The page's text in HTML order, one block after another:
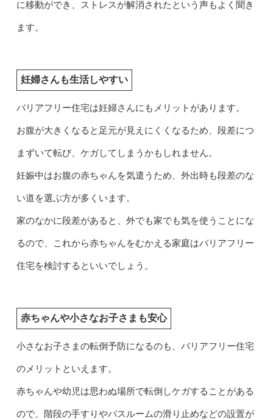
に移動ができ、ストレスが解消されたという声もよく聞き
ます。
妊婦さんも生活しやすい
バリアフリー住宅は妊婦さんにもメリットがあります。
お腹が大きくなると足元が見えにくくなるため、段差につ
まずいて転び、ケガしてしまうかもしれません。
妊娠中はお腹の赤ちゃんを気遣うため、外出時も段差のな
い道を選ぶ方が多くいます。
家のなかに段差があると、外でも家でも気を使うことにな
るので、これから赤ちゃんをむかえる家庭はバリアフリー
住宅を検討するといいでしょう。
赤ちゃんや小さなお子さまも安心
小さなお子さまの転倒予防になるのも、バリアフリー住宅
のメリットといえます。
赤ちゃんや幼児は思わぬ場所で転倒しケガすることがある
ので、階段の手すりやバスルームの滑り止めなどの設置が